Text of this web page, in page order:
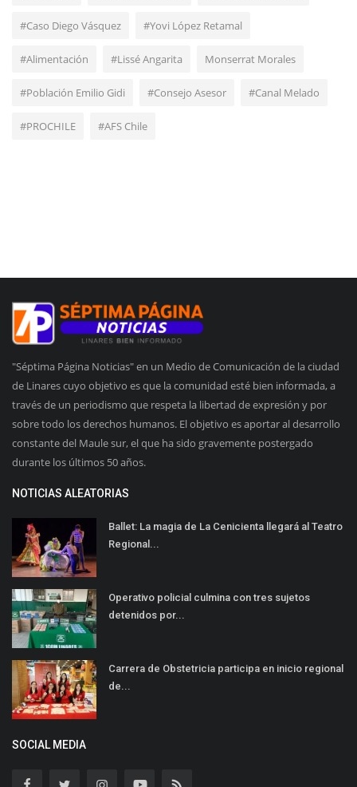
#Caso Diego Vásquez #Yovi López Retamal
#Alimentación #Lissé Angarita Monserrat Morales
#Población Emilio Gidi #Consejo Asesor #Canal Melado
#PROCHILE #AFS Chile
"Séptima Página Noticias" en un Medio de Comunicación de la ciudad
de Linares cuyo objetivo es que la comunidad esté bien informada, a
través de un periodismo que respeta la libertad de expresión y por
sobre todo los derechos humanos. El objetivo es aportar al desarrollo
constante del Maule sur, el que ha sido gravemente postergado
durante los últimos 50 años.
NOTICIAS ALEATORIAS
Ballet: La magia de La Cenicienta llegará al Teatro
Regional...
Operativo policial culmina con tres sujetos
detenidos por...
Carrera de Obstetricia participa en inicio regional
de...
SOCIAL MEDIA